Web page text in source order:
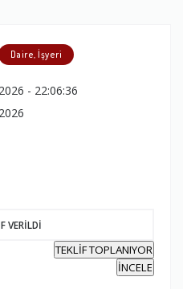
Daire, İşyeri
- 22:06:36
VERİLDİ
TEKLİF TOPLANIYOR
İNCELE